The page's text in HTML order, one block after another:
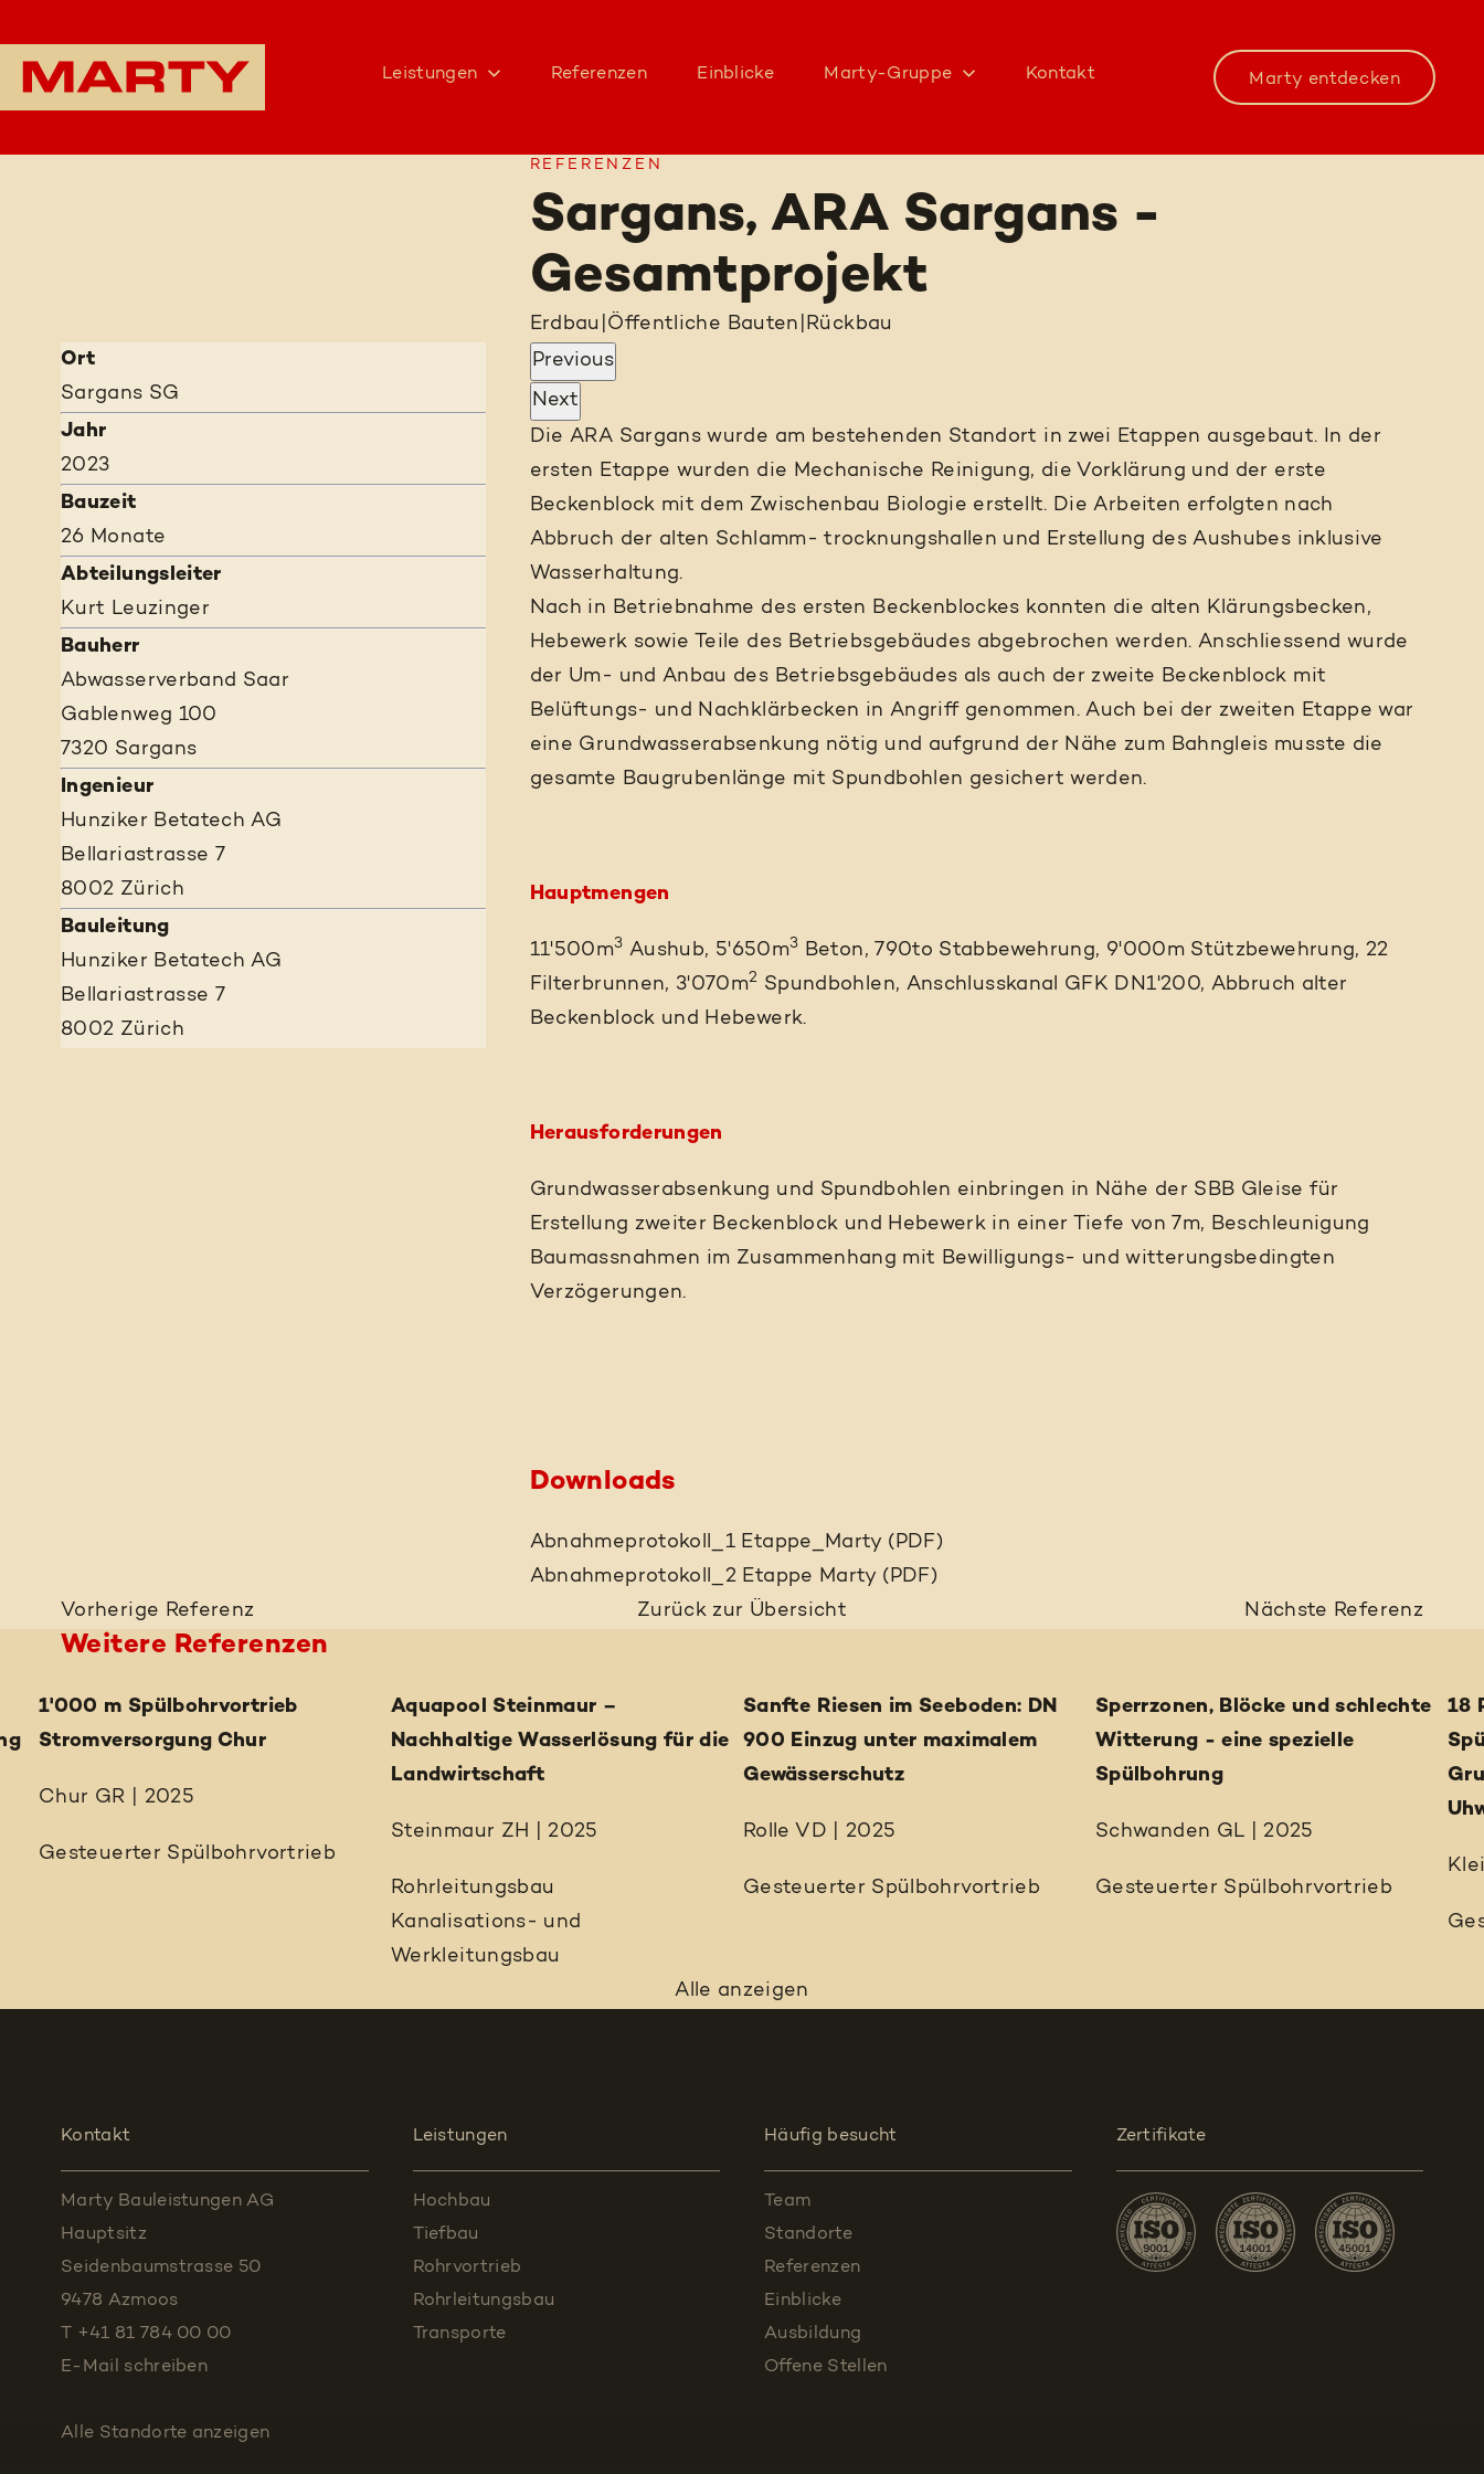
Leistungen Referenzen Einblicke Marty-Gruppe Kontakt Marty entdecken
REFERENZEN
Sargans, ARA Sargans -
Gesamtprojekt
Erdbau Öffentliche Bauten Rückbau
Previous
Next
Die ARA Sargans wurde am bestehenden Standort in zwei Etappen ausgebaut. In der
ersten Etappe wurden die Mechanische Reinigung, die Vorklärung und der erste
Beckenblock mit dem Zwischenbau Biologie erstellt. Die Arbeiten erfolgten nach
Abbruch der alten Schlamm- trocknungshallen und Erstellung des Aushubes inklusive
Wasserhaltung.
Nach in Betriebnahme des ersten Beckenblockes konnten die alten Klärungsbecken,
Hebewerk sowie Teile des Betriebsgebäudes abgebrochen werden. Anschliessend wurde
der Um- und Anbau des Betriebsgebäudes als auch der zweite Beckenblock mit
Belüftungs- und Nachklärbecken in Angriff genommen. Auch bei der zweiten Etappe war
eine Grundwasserabsenkung nötig und aufgrund der Nähe zum Bahngleis musste die
gesamte Baugrubenlänge mit Spundbohlen gesichert werden.
Hauptmengen
11'500m3 Aushub, 5'650m3 Beton, 790to Stabbewehrung, 9'000m Stützbewehrung, 22
Filterbrunnen, 3'070m2 Spundbohlen, Anschlusskanal GFK DN1'200, Abbruch alter
Beckenblock und Hebewerk.
Herausforderungen
Grundwasserabsenkung und Spundbohlen einbringen in Nähe der SBB Gleise für
Erstellung zweiter Beckenblock und Hebewerk in einer Tiefe von 7m, Beschleunigung
Baumassnahmen im Zusammenhang mit Bewilligungs- und witterungsbedingten
Verzögerungen.
Downloads
Abnahmeprotokoll_1 Etappe_Marty (PDF)
Abnahmeprotokoll_2 Etappe Marty (PDF)
Ort
Sargans SG
Jahr
2023
Bauzeit
26 Monate
Abteilungsleiter
Kurt Leuzinger
Bauherr
Abwasserverband Saar
Gablenweg 100
7320 Sargans
Ingenieur
Hunziker Betatech AG
Bellariastrasse 7
8002 Zürich
Bauleitung
Hunziker Betatech AG
Bellariastrasse 7
8002 Zürich
Vorherige Referenz Zurückzur Übersicht Nächste Referenz
Weitere Referenzen
1'000 m Spülbohrvortrieb
Stromversorgung Chur
Chur GR | 2025
Gesteuerter Spülbohrvortrieb
Aquapool Steinmaur –
Nachhaltige Wasserlösung für die
Landwirtschaft
Steinmaur ZH | 2025
Rohrleitungsbau
Kanalisations- und
Werkleitungsbau
Sanfte Riesen im Seeboden: DN
900 Einzug unter maximalem
Gewässerschutz
Rolle VD | 2025
Gesteuerter Spülbohrvortrieb
Sperrzonen, Blöcke und schlechte
Witterung - eine spezielle
Spülbohrung
Schwanden GL | 2025
Gesteuerter Spülbohrvortrieb
18
Alle anzeigen
Kontakt
Marty Bauleistungen AG
Hauptsitz
Seidenbaumstrasse 50
9478 Azmoos
T +41 81 784 00 00
E-Mail schreiben
Alle Standorte anzeigen
Leistungen
Hochbau
Tiefbau
Rohrvortrieb
Rohrleitungsbau
Transporte
Häufig besucht
Team
Standorte
Referenzen
Einblicke
Ausbildung
Offene Stellen
Zertifikate